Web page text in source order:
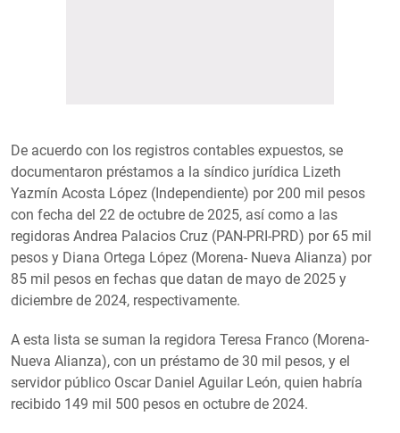
De acuerdo con los registros contables expuestos, se
documentaron préstamos a la síndico jurídica Lizeth
Yazmín Acosta López (Independiente) por 200 mil pesos
con fecha del 22 de octubre de 2025, así como a las
regidoras Andrea Palacios Cruz (PAN-PRI-PRD) por 65 mil
pesos y Diana Ortega López (Morena- Nueva Alianza) por
85 mil pesos en fechas que datan de mayo de 2025 y
diciembre de 2024, respectivamente.
A esta lista se suman la regidora Teresa Franco (Morena-
Nueva Alianza), con un préstamo de 30 mil pesos, y el
servidor público Oscar Daniel Aguilar León, quien habría
recibido 149 mil 500 pesos en octubre de 2024.